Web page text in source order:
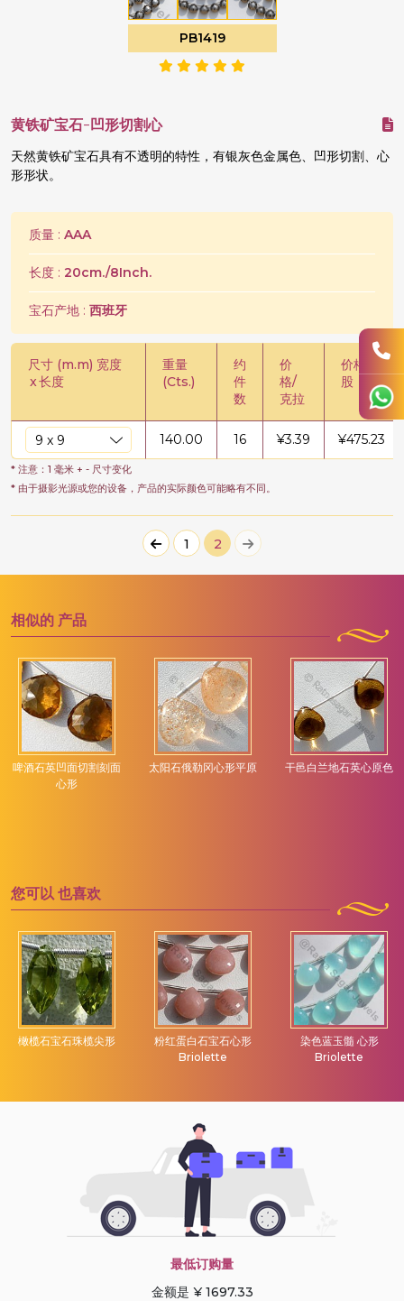
PB1419
黄铁矿宝石-凹形切割心
天然黄铁矿宝石具有不透明的特性，有银灰色金属色、凹形切割、心
形形状。
质量 : AAA
长度 : 20cm./8Inch.
宝石产地 : 西班牙
尺寸 (m.m) 宽度
x长度
重量
(Cts.)
约
件
数
价
格/
克拉
价格/
股
140.00 16 ¥3.39 ¥475.23
* 注意：1 毫米 + - 尺寸变化
* 由于摄影光源或您的设备，产品的实际颜色可能略有不同。
1 2
相似的 产品
啤酒石英凹面切割刻面
心形
太阳石俄勒冈心形平原 干邑白兰地石英心原色
您可以 也喜欢
橄榄石宝石珠榄尖形
粉红蛋白石宝石心形
Briolette
染色蓝玉髓 心形
Briolette
最低订购量
金额是 ¥ 1697.33